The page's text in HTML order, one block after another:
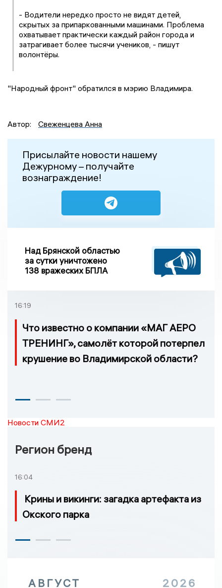
- Водители нередко просто не видят детей,
скрытых за припаркованными машинами. Проблема
охватывает практически каждый район города и
затрагивает более тысячи учеников, - пишут
волонтёры.
"Народный фронт" обратился в мэрию Владимира.
Автор: Свеженцева Анна
Присылайте новости нашему
Дежурному – получайте
вознаграждение!
Над Брянской областью
за сутки уничтожено
138 вражеских БПЛА
16:19
Что известно о компании «МАГ АЕРО
ТРЕНИНГ», самолёт которой потерпел
крушение во Владимирской области?
Новости СМИ2
Регион бренд
16:04
Крины и викинги: загадка артефакта из
Окского парка
АВГУСТ 2026